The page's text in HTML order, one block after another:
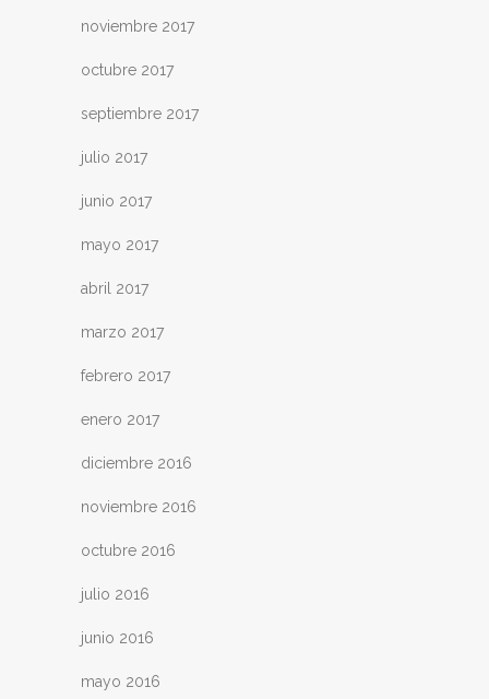
noviembre 2017
octubre 2017
septiembre 2017
julio 2017
junio 2017
mayo 2017
abril 2017
marzo 2017
febrero 2017
enero 2017
diciembre 2016
noviembre 2016
octubre 2016
julio 2016
junio 2016
mayo 2016